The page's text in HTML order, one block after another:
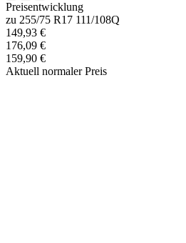
Preisentwicklung
zu 255/75 R17 111/108Q
149,93 €
176,09 €
159,90 €
Aktuell normaler Preis